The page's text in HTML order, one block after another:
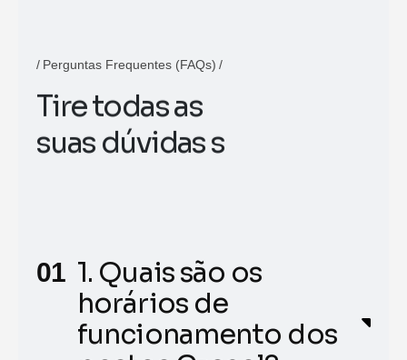
Perguntas Frequentes (FAQs)
Tiretodasas
suas dúvidass
1. Quais são os
horários de
funcionamento dos